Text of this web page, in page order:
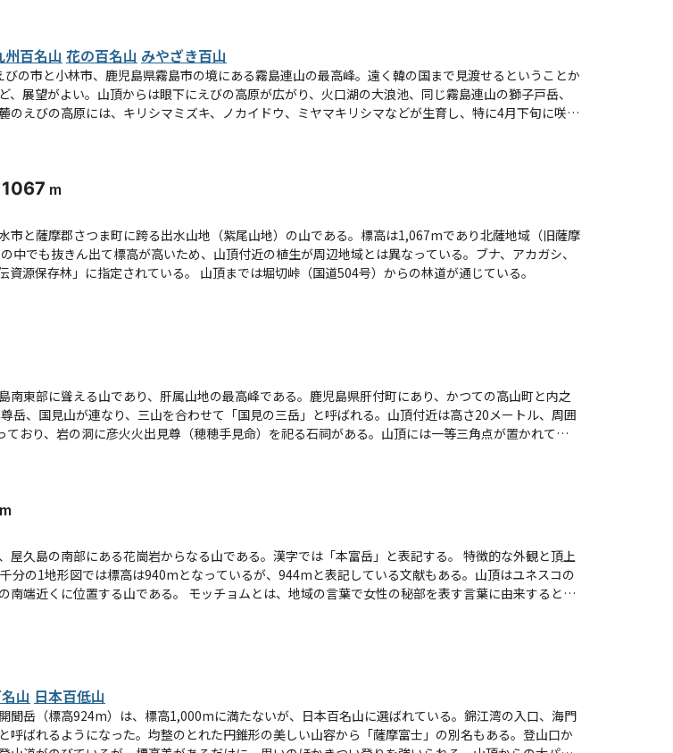
で崇拝の対象とされる高峰に対する呼称でもある。 宮之浦岳を始めとして屋久島の山岳
定され、宮之浦岳、永田岳および黒味岳など中央の山岳地帯は世界遺産の森林生態系保護地域保存地
ギ、ヤクシマシャクナゲ、ヤクシマホツツジおよびミヤマビャクシンなどの低木が茂り、ヤクザサが
ある。高山植物の宝庫でもあり、ヤクシマノギラン、イッスンキンカなど屋久島の固有種も多数見ら
(1,370m)から宮之浦岳へ向かう登山道に入
州百名山 花の百名山 みやざき百山
の市と小林市、鹿児島県霧島市の境にある霧島連山の最高峰。遠く韓の国まで見渡せるということか
、展望がよい。山頂からは眼下にえびの高原が広がり、火口湖の大浪池、同じ霧島連山の獅子戸岳、
のえびの高原には、キリシマミズキ、ノカイドウ、ミヤマキリシマなどが生育し、特に4月下旬に咲く
1067 m
市と薩摩郡さつま町に跨る出水山地（紫尾山地）の山である。標高は1,067mであり北薩地域（旧薩摩
モミなどの天然林があり、「林木遺伝資源保存林」に指定されている。 山頂までは堀切峠（国道504号）からの林道が通じている。
南東部に聳える山であり、肝属山地の最高峰である。鹿児島県肝付町にあり、かつての高山町と内之
おり、岩の洞に彦火火出見尊（穂穂手見命）を祀る石祠がある。山頂には一等三角点が置かれてお
山地にのみ自生するキモツキミツバツツジやオオスミミツバツツジが分布し、白い花を咲かせるアケ
南西部、荒西山にかけての標高700メートル以上の東南斜面は「万九郎県自然環境保全地域」に指定
m
の南部にある花崗岩からなる山である。漢字では「本富岳」と表記する。 特徴的な外観と頂上
分の1地形図では標高は940mとなっているが、944mと表記している文献もある。山頂はユネスコの
ョムとは、地域の言葉で女性の秘部を表す言葉に由来すると言
正面登山道もあったが現在は廃
近い角度からボルトを連打した人工登攀ルートが多い（太田1993）。正長石の大結晶を手がかりとす
く脆い。
山 日本百低山
聞岳（標高924m）は、標高1,000mに満たないが、日本百名山に選ばれている。錦江湾の入口、海門
呼ばれるようになった。均整のとれた円錐形の美しい山容から「薩摩富士」の別名もある。登山口か